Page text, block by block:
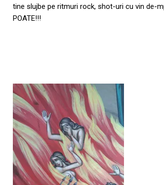
tine slujbe pe ritmuri rock, shot-uri cu vin de-
POATE!!!